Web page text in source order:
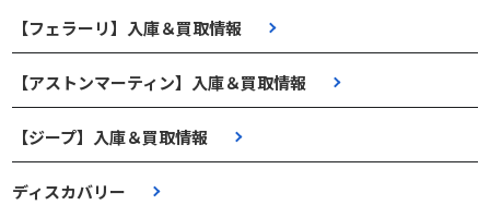
【フェラーリ】入庫＆買取情報
【アストンマーティン】入庫＆買取情報
【ジープ】入庫＆買取情報
ディスカバリー